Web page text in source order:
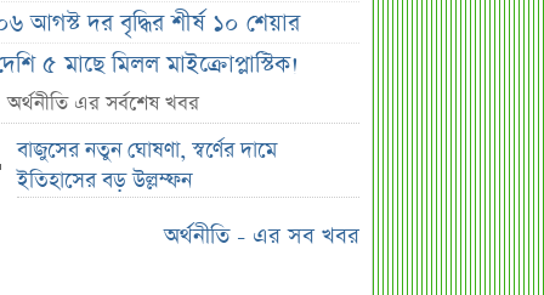
আগস্ট দর বৃদ্ধির শীর্ষ ১০ শেয়ার
৫ মাছে মিলল মাইক্রোপ্লাস্টিক!
শেয়ার দাম অস্বাভাবিক বাড়ায় ডিএসইর
সতর্কবার্তা
২ কোটি শেয়ার বিক্রির ঘোষণা
উৎপাদন বন্ধের কারণ জানালো এস আলম
অর্থনীতি এর সর্বশেষ খবর
বাজুসের নতুন ঘোষণা, স্বর্ণের দামে
ইতিহাসের বড় উল্লম্ফন
অর্থনীতি - এর সব খবর